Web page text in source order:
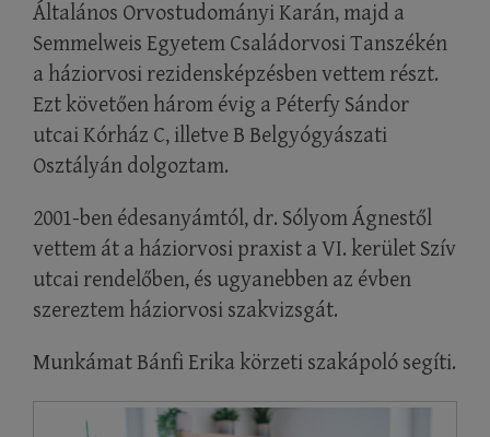
Általános Orvostudományi Karán, majd a
Semmelweis Egyetem Családorvosi Tanszékén
a háziorvosi rezidensképzésben vettem részt.
Ezt követően három évig a Péterfy Sándor
utcai Kórház C, illetve B Belgyógyászati
Osztályán dolgoztam.
2001-ben édesanyámtól, dr. Sólyom Ágnestől
vettem át a háziorvosi praxist a VI. kerület Szív
utcai rendelőben, és ugyanebben az évben
szereztem háziorvosi szakvizsgát.
Munkámat Bánfi Erika körzeti szakápoló segíti.